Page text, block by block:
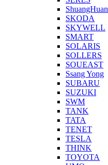
ShuangHuan
SKODA
SKYWELL
SMART
SOLARIS
SOLLERS
SOUEAST
Ssang Yong
SUBARU
SUZUKI
SWM
TANK
TATA
TENET
TESLA
THINK
TOYOTA